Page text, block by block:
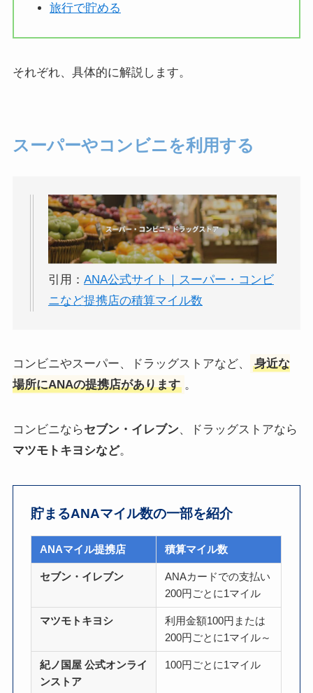
旅行で貯める
それぞれ、具体的に解説します。
スーパーやコンビニを利用する
引用： ANA公式サイト｜スーパー・コンビ
ニなど提携店の積算マイル数
コンビニやスーパー、ドラッグストアなど、
身近な
場所にANAの提携店があります 。
コンビニならセブン・イレブン、ドラッグストアなら
マツモトキヨシなど。
貯まるANAマイル数の一部を紹介
ANAマイル提携店 積算マイル数
セブン・イレブン
ANAカードでの支払い
200円ごとに1マイル
マツモトキヨシ
利用金額100円または
200円ごとに1マイル～
紀ノ国屋 公式オンライ
ンストア
100円ごとに1マイル